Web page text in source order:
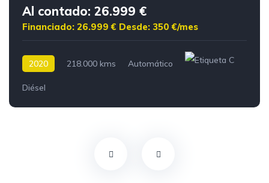
Al contado: 26.999 €
Financiado: 26.999 € Desde: 350 €/mes
2020 218.000 kms Automático
Diésel